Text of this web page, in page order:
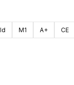
M1 A+ CE